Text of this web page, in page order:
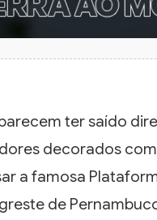
ter saído
decorados
a famosa
de